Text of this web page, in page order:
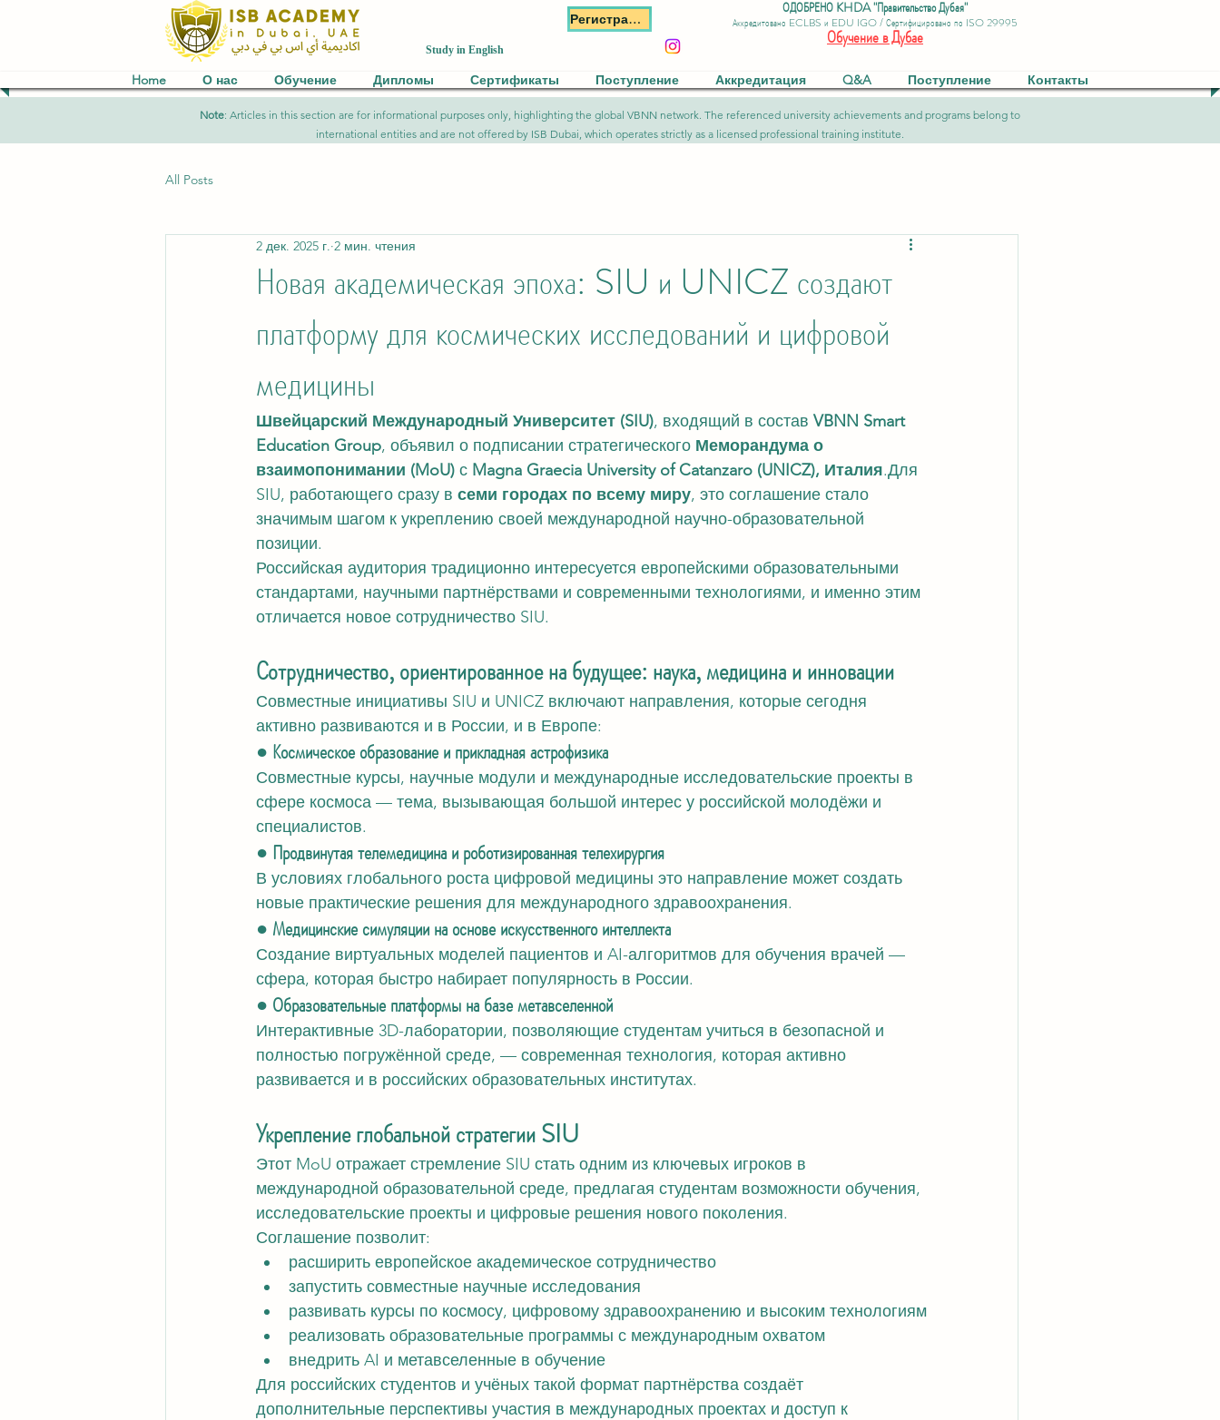
Регистрация
Study in English
ОДОБРЕНО KHDA "Правительство Дубая"
Аккредитовано ECLBS и EDU IGO / Сертифицировано по ISO 29995
Обучение в Дубае
Home О нас Обучение Дипломы Сертификаты Поступление Аккредитация Q&A Поступление Контакты
Note: Articles in this section are for informational purposes only, highlighting the global VBNN network. The referenced university achievements and programs belong to
international entities and are not offered by ISB Dubai, which operates strictly as a licensed professional training institute.
All Posts
Новая академическая эпоха: SIU и UNICZ создают
платформу для космических исследований и цифровой
медицины
2 дек. 2025 г. 2 мин. чтения
Швейцарский Международный Университет (SIU), входящий в состав VBNN Smart
Education Group, объявил о подписании стратегического Меморандума о
взаимопонимании (MoU) с Magna Graecia University of Catanzaro (UNICZ), Италия.Для
SIU, работающего сразу в семи городах по всему миру, это соглашение стало
значимым шагом к укреплению своей международной научно-образовательной
позиции.
Российская аудитория традиционно интересуется европейскими образовательными
стандартами, научными партнёрствами и современными технологиями, и именно этим
отличается новое сотрудничество SIU.
Сотрудничество, ориентированное на будущее: наука, медицина и инновации
Совместные инициативы SIU и UNICZ включают направления, которые сегодня
активно развиваются и в России, и в Европе:
● Космическое образование и прикладная астрофизика
Совместные курсы, научные модули и международные исследовательские проекты в
сфере космоса — тема, вызывающая большой интерес у российской молодёжи и
специалистов.
● Продвинутая телемедицина и роботизированная телехирургия
В условиях глобального роста цифровой медицины это направление может создать
новые практические решения для международного здравоохранения.
● Медицинские симуляции на основе искусственного интеллекта
Создание виртуальных моделей пациентов и AI-алгоритмов для обучения врачей —
сфера, которая быстро набирает популярность в России.
● Образовательные платформы на базе метавселенной
Интерактивные 3D-лаборатории, позволяющие студентам учиться в безопасной и
полностью погружённой среде, — современная технология, которая активно
развивается и в российских образовательных институтах.
Укрепление глобальной стратегии SIU
Этот MoU отражает стремление SIU стать одним из ключевых игроков в
международной образовательной среде, предлагая студентам возможности обучения,
исследовательские проекты и цифровые решения нового поколения.
Соглашение позволит:
расширить европейское академическое сотрудничество
запустить совместные научные исследования
развивать курсы по космосу, цифровому здравоохранению и высоким технологиям
реализовать образовательные программы с международным охватом
внедрить AI и метавселенные в обучение
Для российских студентов и учёных такой формат партнёрства создаёт
дополнительные перспективы участия в международных проектах и доступ к